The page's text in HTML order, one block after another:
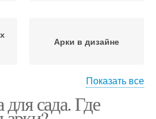
Арки в дизайне
Металлическая арка
Показать все
сада. Где